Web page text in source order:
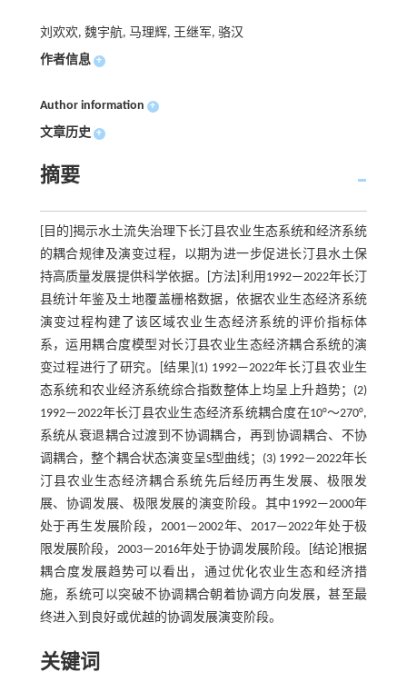
刘欢欢, 魏宇航, 马理辉, 王继军, 骆汉
作者信息 +
Author information +
文章历史 +
摘要
[目的]揭示水土流失治理下长汀县农业生态系统和经济系统
的耦合规律及演变过程，以期为进一步促进长汀县水土保
持高质量发展提供科学依据。[方法]利用1992—2022年长汀
县统计年鉴及土地覆盖栅格数据，依据农业生态经济系统
演变过程构建了该区域农业生态经济系统的评价指标体
系，运用耦合度模型对长汀县农业生态经济耦合系统的演
变过程进行了研究。[结果](1) 1992—2022年长汀县农业生
态系统和农业经济系统综合指数整体上均呈上升趋势；(2)
1992—2022年长汀县农业生态经济系统耦合度在10°～270°,
系统从衰退耦合过渡到不协调耦合，再到协调耦合、不协
调耦合，整个耦合状态演变呈S型曲线；(3) 1992—2022年长
汀县农业生态经济耦合系统先后经历再生发展、极限发
展、协调发展、极限发展的演变阶段。其中1992—2000年
处于再生发展阶段，2001—2002年、2017—2022年处于极
限发展阶段，2003—2016年处于协调发展阶段。[结论]根据
耦合度发展趋势可以看出，通过优化农业生态和经济措
施，系统可以突破不协调耦合朝着协调方向发展，甚至最
终进入到良好或优越的协调发展演变阶段。
关键词